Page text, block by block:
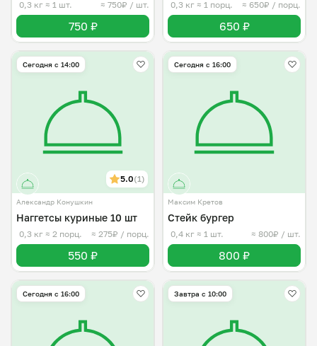
0,3 кг ≈ 1 шт. ≈ 750₽ / шт.
750 ₽
0,3 кг ≈ 1 порц. ≈ 650₽ / порц.
650 ₽
Сегодня с 14:00
5.0(1)
Александр Конушкин
Наггетсы куриные 10 шт
0,3 кг ≈ 2 порц. ≈ 275₽ / порц.
550 ₽
Сегодня с 16:00
Максим Кретов
Стейк бургер
0,4 кг ≈ 1 шт. ≈ 800₽ / шт.
800 ₽
Сегодня с 16:00 Завтра c 10:00